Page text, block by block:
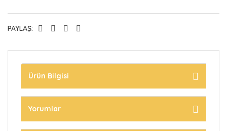
PAYLAŞ:
Ürün Bilgisi
Yorumlar